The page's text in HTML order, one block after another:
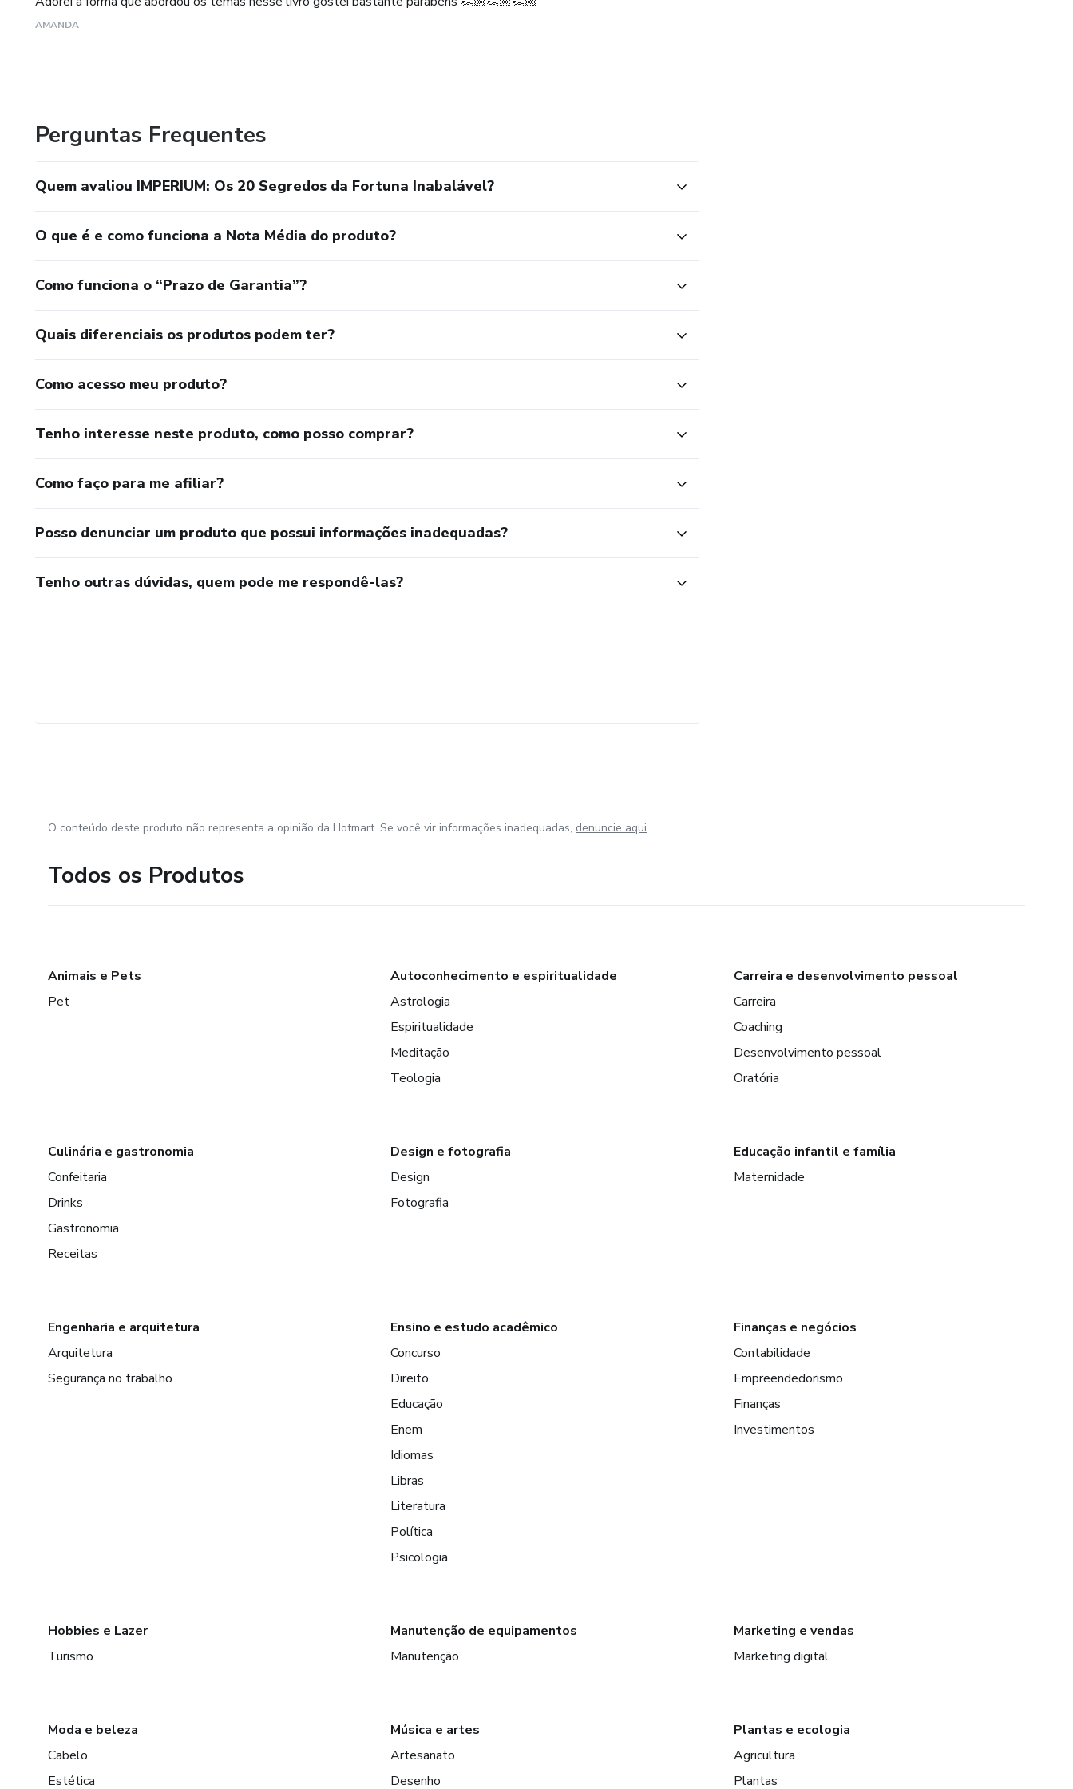
AMANDA
Perguntas Frequentes
Quem avaliou IMPERIUM: Os 20 Segredos da Fortuna Inabalável?
O que é e como funciona a Nota Média do produto?
Como funciona o “Prazo de Garantia”?
Quais diferenciais os produtos podem ter?
Como acesso meu produto?
Tenho interesse neste produto, como posso comprar?
Como faço para me afiliar?
Posso denunciar um produto que possui informações inadequadas?
Tenho outras dúvidas, quem pode me respondê-las?
O conteúdo deste produto não representa a opinião da Hotmart. Se você vir informações inadequadas, denuncie aqui
Todos os Produtos
Animais e Pets
Pet
Autoconhecimento e espiritualidade
Astrologia
Espiritualidade
Meditação
Teologia
Carreira e desenvolvimento pessoal
Carreira
Coaching
Desenvolvimento pessoal
Oratória
Culinária e gastronomia
Confeitaria
Drinks
Gastronomia
Receitas
Design e fotografia
Design
Fotografia
Educação infantil e família
Maternidade
Engenharia e arquitetura
Arquitetura
Segurança no trabalho
Ensino e estudo acadêmico
Concurso
Direito
Educação
Enem
Idiomas
Libras
Literatura
Política
Psicologia
Finanças e negócios
Contabilidade
Empreendedorismo
Finanças
Investimentos
Hobbies e Lazer
Turismo
Manutenção de equipamentos
Manutenção
Marketing e vendas
Marketing digital
Moda e beleza
Cabelo
Estética
Música e artes
Artesanato
Desenho
Plantas e ecologia
Agricultura
Plantas